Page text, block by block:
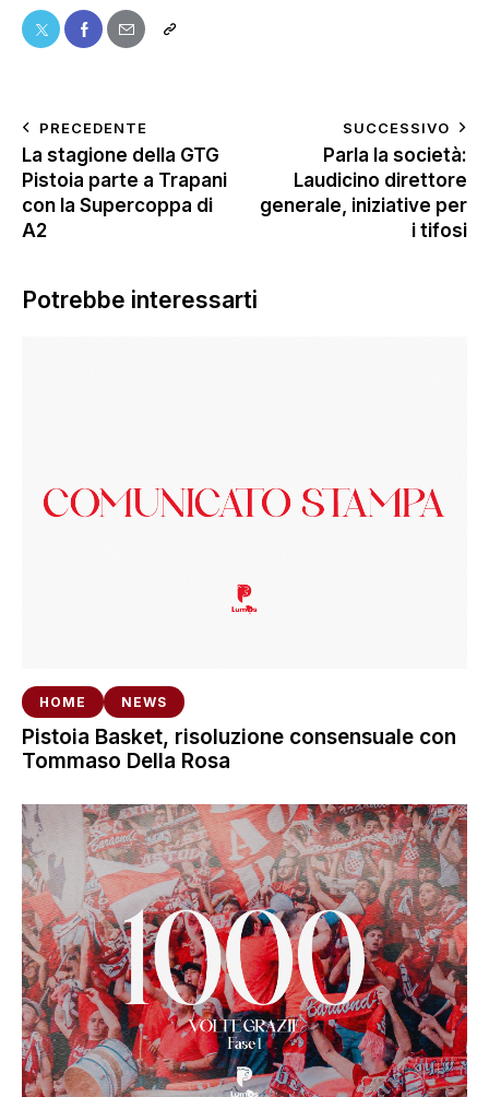
PRECEDENTE
La stagione della GTG
Pistoia parte a Trapani
con la Supercoppa di
A2
SUCCESSIVO
Parla la società:
Laudicino direttore
generale, iniziative per
i tifosi
Potrebbe interessarti
HOME NEWS
Pistoia Basket, risoluzione consensuale con
Tommaso Della Rosa